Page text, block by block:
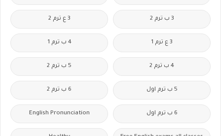
3 ب ترم 2 3 ع ترم 2
3 ع ترم 1 4 ب ترم 1
4 ب ترم 2 5 ب ترم 2
5 ب ترم اول 6 ب ترم 2
6 ب ترم اول English Pronunciation